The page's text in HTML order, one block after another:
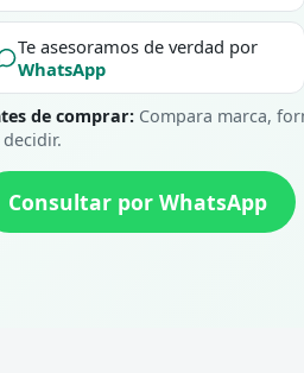
Te asesoramos de verdad por
WhatsApp
de comprar: Compara marca,
Consultar por WhatsApp